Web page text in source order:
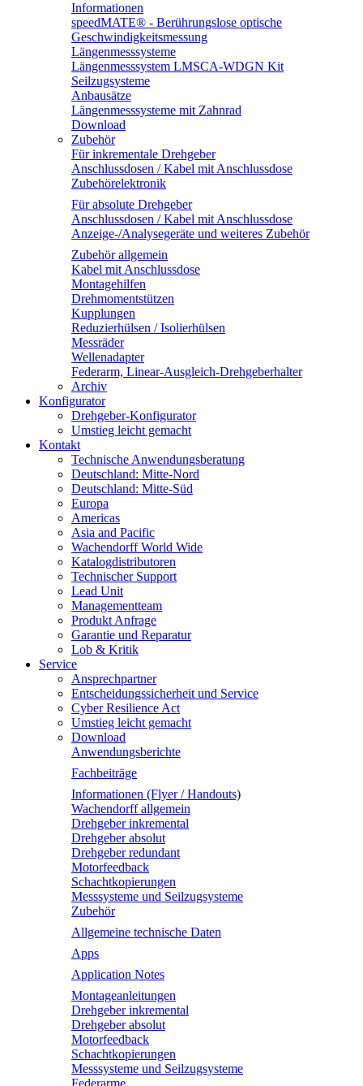
Informationen
speedMATE® - Berührungslose optische
Geschwindigkeitsmessung
Längenmesssysteme
Längenmesssystem LMSCA-WDGN Kit
Seilzugsysteme
Anbausätze
Längenmesssysteme mit Zahnrad
Download
Zubehör
Für inkrementale Drehgeber
Anschlussdosen / Kabel mit Anschlussdose
Zubehörelektronik
Für absolute Drehgeber
Anschlussdosen / Kabel mit Anschlussdose
Anzeige-/Analysegeräte und weiteres Zubehör
Zubehör allgemein
Kabel mit Anschlussdose
Montagehilfen
Drehmomentstützen
Kupplungen
Reduzierhülsen / Isolierhülsen
Messräder
Wellenadapter
Federarm, Linear-Ausgleich-Drehgeberhalter
Archiv
Konfigurator
Drehgeber-Konfigurator
Umstieg leicht gemacht
Kontakt
Technische Anwendungsberatung
Deutschland: Mitte-Nord
Deutschland: Mitte-Süd
Europa
Americas
Asia and Pacific
Wachendorff World Wide
Katalogdistributoren
Technischer Support
Lead Unit
Managementteam
Produkt Anfrage
Garantie und Reparatur
Lob & Kritik
Service
Ansprechpartner
Entscheidungssicherheit und Service
Cyber Resilience Act
Umstieg leicht gemacht
Download
Anwendungsberichte
Fachbeiträge
Informationen (Flyer / Handouts)
Wachendorff allgemein
Drehgeber inkremental
Drehgeber absolut
Drehgeber redundant
Motorfeedback
Schachtkopierungen
Messsysteme und Seilzugsysteme
Zubehör
Allgemeine technische Daten
Apps
Application Notes
Montageanleitungen
Drehgeber inkremental
Drehgeber absolut
Motorfeedback
Schachtkopierungen
Messsysteme und Seilzugsysteme
Federarme